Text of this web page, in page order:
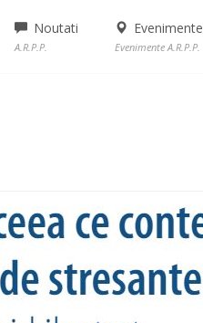
Noutati
A.R.P.P.
Evenimente
Evenimente A.R.P.P.